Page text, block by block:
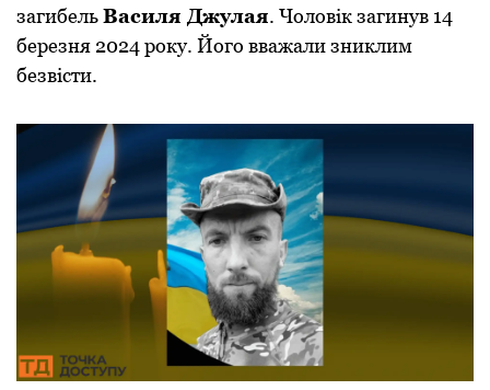
загибельВасиля Джулая. Чоловік загинув 14
березня 2024 року. Його вважали зниклим
безвісти.